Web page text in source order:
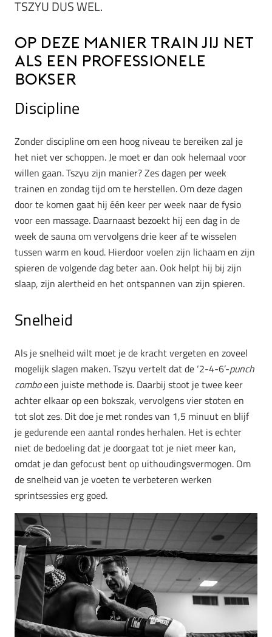
TSZYU DUS WEL.
Op deze manier train jij net
als een professionele
bokser
Discipline
Zonder discipline om een hoog niveau te bereiken zal je
het niet ver schoppen. Je moet er dan ook helemaal voor
willen gaan. Tszyu zijn manier? Zes dagen per week
trainen en zondag tijd om te herstellen. Om deze dagen
door te komen gaat hij één keer per week naar de fysio
voor een massage. Daarnaast bezoekt hij een dag in de
week de sauna om vervolgens drie keer af te wisselen
tussen warm en koud. Hierdoor voelen zijn lichaam en zijn
spieren de volgende dag beter aan. Ook helpt hij bij zijn
slaap, zijn alertheid en het ontspannen van zijn spieren.
Snelheid
Als je snelheid wilt moet je de kracht vergeten en zoveel
mogelijk slagen maken. Tszyu vertelt dat de ‘2-4-6’-punch
comboeen juiste methode is. Daarbij stoot je twee keer
achter elkaar op een bokszak, vervolgens vier stoten en
tot slot zes. Dit doe je met rondes van 1,5 minuut en blijf
je gedurende een aantal rondes herhalen. Het is echter
niet de bedoeling dat je doorgaat tot je niet meer kan,
omdat je dan gefocust bent op uithoudingsvermogen. Om
de snelheid van je voeten te verbeteren werken
sprintsessies erg goed.